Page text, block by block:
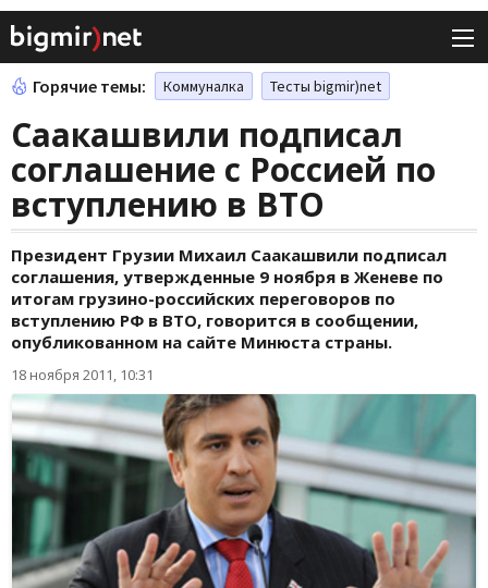
Горячие темы: Коммуналка Тесты bigmir)net
Саакашвили подписал
соглашение с Россией по
вступлению в ВТО
Президент Грузии Михаил Саакашвили подписал
соглашения, утвержденные 9 ноября в Женеве по
итогам грузино-российских переговоров по
вступлению РФ в ВТО, говорится в сообщении,
опубликованном на сайте Минюста страны.
18 ноября 2011, 10:31